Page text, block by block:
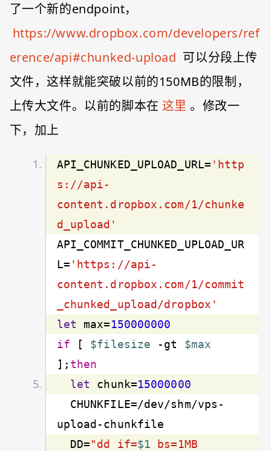
了一个新的endpoint，
https://www.dropbox.com/developers/ref
erence/api#chunked-upload 可以分段上传
文件，这样就能突破以前的150MB的限制，
上传大文件。以前的脚本在 这里 。修改一
下，加上
API_CHUNKED_UPLOAD_URL= 'http
s://api-
content.dropbox.com/1/chunke
d_upload'
API_COMMIT_CHUNKED_UPLOAD_UR
L= 'https://api-
content.dropbox.com/1/commit
_chunked_upload/dropbox'
let max=150000000
if [ $filesize -gt
$max
]; then
let
chunk=15000000
  DD=
"dd if=$1 bs=1MB